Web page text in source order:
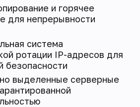
и горячее
для непрерывности
система
ротации IP-адресов для
безопасности
выделенные серверные